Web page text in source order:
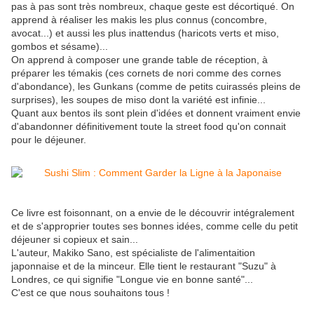
pas à pas sont très nombreux, chaque geste est décortiqué. On
apprend à réaliser les makis les plus connus (concombre,
avocat...) et aussi les plus inattendus (haricots verts et miso,
gombos et sésame)...
On apprend à composer une grande table de réception, à
préparer les témakis (ces cornets de nori comme des cornes
d'abondance), les Gunkans (comme de petits cuirassés pleins de
surprises), les soupes de miso dont la variété est infinie...
Quant aux bentos ils sont plein d'idées et donnent vraiment envie
d'abandonner définitivement toute la street food qu'on connait
pour le déjeuner.
Ce livre est foisonnant, on a envie de le découvrir intégralement
et de s'approprier toutes ses bonnes idées, comme celle du petit
déjeuner si copieux et sain...
L'auteur, Makiko Sano, est spécialiste de l'alimentaition
japonnaise et de la minceur. Elle tient le restaurant "Suzu" à
Londres, ce qui signifie "Longue vie en bonne santé"...
C'est ce que nous souhaitons tous !